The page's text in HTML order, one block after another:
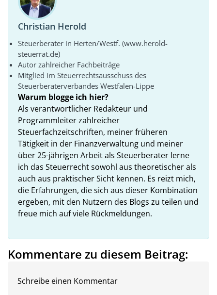
Christian Herold
Steuerberater in Herten/Westf. (www.herold-
steuerrat.de)
Autor zahlreicher Fachbeiträge
Mitglied im Steuerrechtsausschuss des
Steuerberaterverbandes Westfalen-Lippe
Warum blogge ich hier?
Als verantwortlicher Redakteur und
Programmleiter zahlreicher
Steuerfachzeitschriften, meiner früheren
Tätigkeit in der Finanzverwaltung und meiner
über 25-jährigen Arbeit als Steuerberater lerne
ich das Steuerrecht sowohl aus theoretischer als
auch aus praktischer Sicht kennen. Es reizt mich,
die Erfahrungen, die sich aus dieser Kombination
ergeben, mit den Nutzern des Blogs zu teilen und
freue mich auf viele Rückmeldungen.
Kommentare zu diesem Beitrag:
Schreibe einen Kommentar